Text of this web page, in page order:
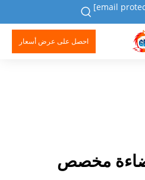
احصل على عرض أسعار
مخصص